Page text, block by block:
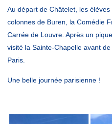
Au départ de Châtelet, les
colonnes de Buren, la Comédie
Carrée de Louvre. Après un
visité la Sainte-Chapelle avant
Paris.
Une belle journée parisienne !